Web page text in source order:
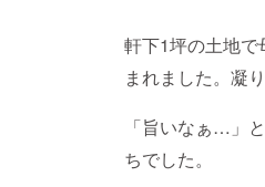
軒下1坪の土地
まれました。凝
「旨いなぁ…」
ちでした。